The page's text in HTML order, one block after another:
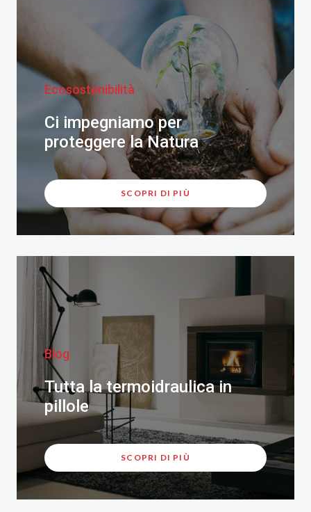
Ecosostenibilità
Ci impegniamo per
proteggere la Natura
SCOPRI DI PIÙ
Blog
Tutta la termoidraulica in
pillole
SCOPRI DI PIÙ